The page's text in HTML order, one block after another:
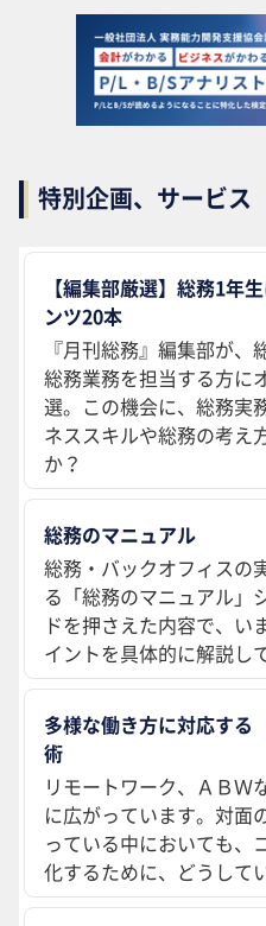
特別企画、サービス
【編集部厳選】総務1年
ンツ20本
『月刊総務』編集部が
総務業務を担当する方に
選。この機会に、総務実
ネススキルや総務の考え
か？
総務のマニュアル
総務・バックオフィスの
る「総務のマニュアル」
ドを押さえた内容で、い
イントを具体的に解説し
多様な働き方に対応す
術
リモートワーク、ＡＢＷ
に広がっています。対面
っている中においても、
化するために、どうして